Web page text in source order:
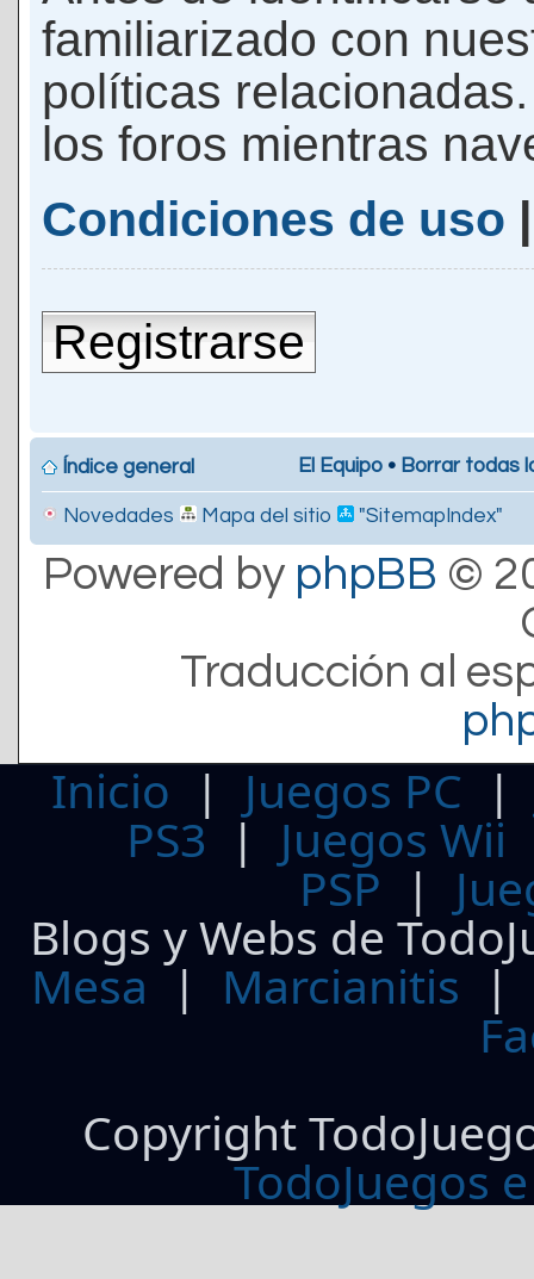
familiarizado con
políticas
los foros mientras
Condiciones de uso
Registrarse
Índice general El Equipo • Borrar todas
Novedades Mapa del sitio "SitemapIndex"
Powered by phpBB ©
Traducción al
Inicio | Juegos PC
PS3| Juegos Wii
PSP |
Blogs y Webs de
Mesa | Marcianitis |
Copyright
TodoJuegos